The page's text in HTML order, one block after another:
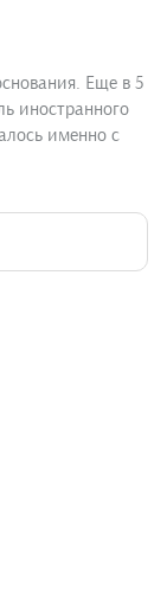
Еще в 5
иностранного
именно с